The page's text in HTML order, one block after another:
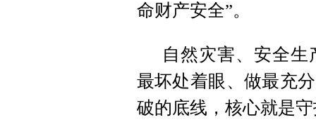
命财产安全”。
自然灾害、安全
最坏处着眼、做最充
破的底线，核心就是